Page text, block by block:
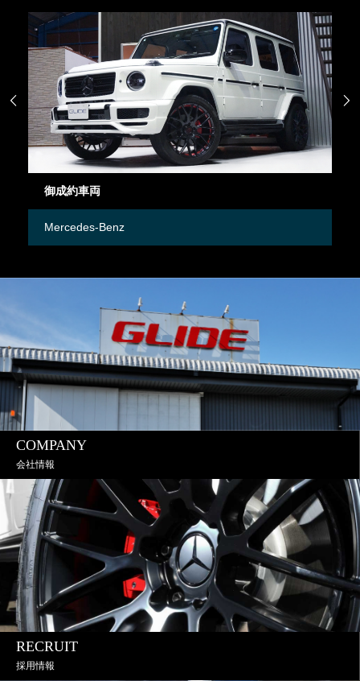
御成約車両
Mercedes-Benz
 
COMPANY
会社情報
RECRUIT
採用情報